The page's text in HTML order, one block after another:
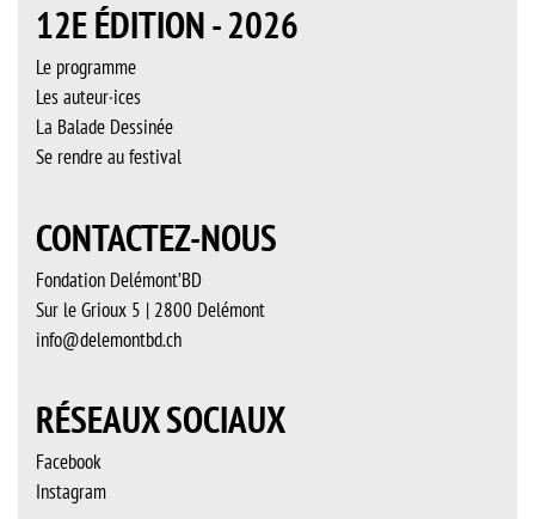
12E ÉDITION - 2026
Le programme
Les auteur·ices
La Balade Dessinée
Se rendre au festival
CONTACTEZ-NOUS
Fondation Delémont’BD
Sur le Grioux 5 | 2800 Delémont
info@delemontbd.ch
RÉSEAUX SOCIAUX
Facebook
Instagram